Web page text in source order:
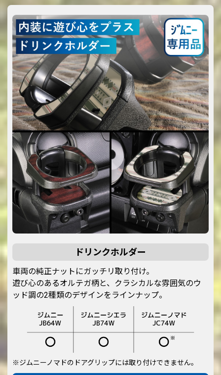
ドリンクホルダー
車両の純正ナットにガッチリ取り付け。
遊び心のあるオルテガ柄と、クラシカルな雰囲気のウ
ッド調の2種類のデザインをラインナップ。
※ジムニーノマドのドアグリップには取り付けできません。